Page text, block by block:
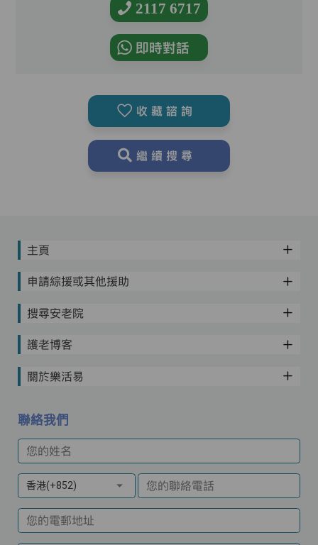
2117 6717
即時對話
收藏諮詢
繼續搜尋
主頁
申請綜援或其他援助
搜尋安老院
護老博客
關於樂活易
聯絡我們
您的姓名
香港(+852) 您的聯絡電話
您的電郵地址